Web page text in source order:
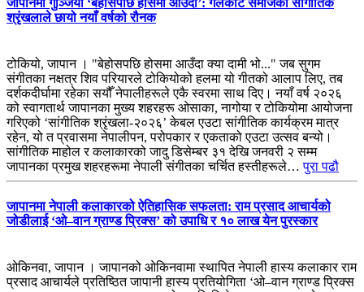
श्रृंखलाले छायो नयाँ वर्षको रौनक
टोकियो, जापान । "बेहोसपछि होसमा आउँदा क्या दामी भो..." जब सुगम
संगीतका नक्षत्र शिव परियारले टोकियोको हलमा यो गीतको आलाप लिए, तब
दर्शकदीर्घामा रहेका सयौँ नेपालीहरूले एकै स्वरमा साथ दिए। नयाँ वर्ष २०२६
को स्वागतार्थ जापानका मुख्य शहरहरू ओसाका, नागोया र टोकियोमा आयोजना
गरिएको ‘सांगीतिक श्रृंखला-२०२६’ केबल एउटा सांगीतिक कार्यक्रम मात्र
रहेन, यो त प्रवासमा नेपालीपन, परोपकार र एकताको एउटा उत्सव बन्यो।
सांगीतिक माहोल र कलाकारको जादु डिसेम्बर ३१ देखि जनवरी २ सम्म
जापानका प्रमुख शहरहरूमा नेपाली संगीतका चर्चित हस्तीहरूले…पुरा पढौ
जापानमा नेपाली कलाकारको ऐतिहासिक सफलता: राम प्रसाद आचार्यको
जोडीलाई ‘ओ–वान ग्राण्ड प्रिक्स’ को उपाधि र १० लाख येन पुरस्कार
ओकिनवा, जापान । जापानको ओकिनवामा स्थापित नेपाली हास्य कलाकार राम
प्रसाद आचार्यले प्रतिष्ठित जापानी हास्य प्रतियोगिता ‘ओ–वान ग्राण्ड प्रिक्स